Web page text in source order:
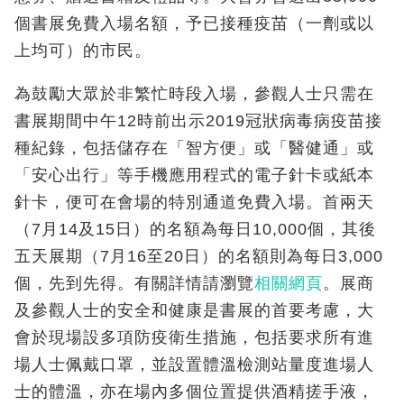
個書展免費入場名額，予已接種疫苗（一劑或以
上均可）的市民。
為鼓勵大眾於非繁忙時段入場，參觀人士只需在
書展期間中午12時前出示2019冠狀病毒病疫苗接
種紀錄，包括儲存在「智方便」或「醫健通」或
「安心出行」等手機應用程式的電子針卡或紙本
針卡，便可在會場的特別通道免費入場。首兩天
（7月14及15日）的名額為每日10,000個，其後
五天展期（7月16至20日）的名額則為每日3,000
個，先到先得。有關詳情請瀏覽相關網頁。展商
及參觀人士的安全和健康是書展的首要考慮，大
會於現場設多項防疫衛生措施，包括要求所有進
場人士佩戴口罩，並設置體溫檢測站量度進場人
士的體溫，亦在場內多個位置提供酒精搓手液，